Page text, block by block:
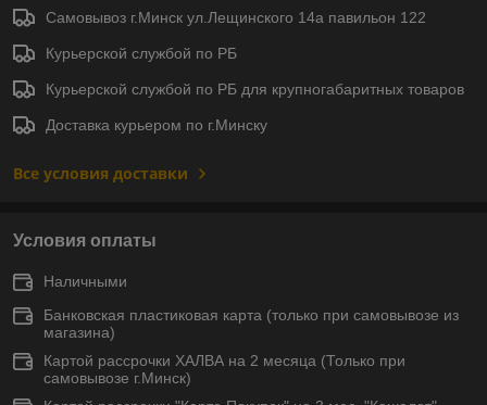
Самовывоз г.Минск ул.Лещинского 14а павильон 122
Курьерской службой по РБ
Курьерской службой по РБ для крупногабаритных товаров
Доставка курьером по г.Минску
Все условия доставки
Условия оплаты
Наличными
Банковская пластиковая карта (только при самовывозе из
магазина)
Картой рассрочки ХАЛВА на 2 месяца (Только при
самовывозе г.Минск)